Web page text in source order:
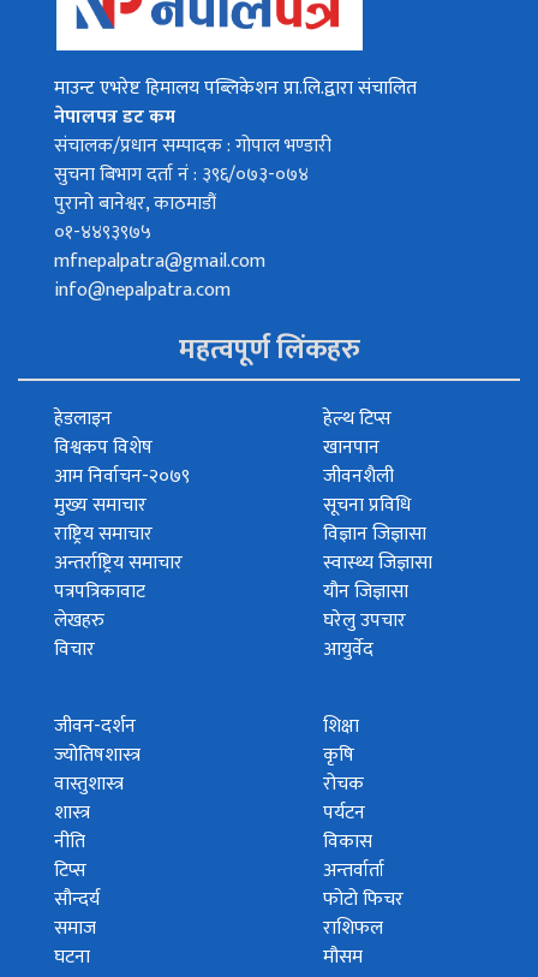
माउन्ट एभरेष्ट हिमालय पब्लिकेशन प्रा.लि.द्वारा संचालित
नेपालपत्र डट कम
संचालक/प्रधान सम्पादक : गोपाल भण्डारी
सुचना बिभाग दर्ता नं : ३९६/०७३-०७४
पुरानो बानेश्वर, काठमाडौं
०१-४४९३९७५
mfnepalpatra@gmail.com
info@nepalpatra.com
महत्वपूर्ण लिंकहरु
हेडलाइन
विश्वकप विशेष
आम निर्वाचन-२०७९
मुख्य समाचार
राष्ट्रिय समाचार
अन्तर्राष्ट्रिय समाचार
पत्रपत्रिकावाट
लेखहरु
विचार
हेल्थ टिप्स
खानपान
जीवनशैली
सूचना प्रविधि
विज्ञान जिज्ञासा
स्वास्थ्य जिज्ञासा
यौन जिज्ञासा
घरेलु उपचार
आयुर्वेद
जीवन-दर्शन
ज्योतिषशास्त्र
वास्तुशास्त्र
शास्त्र
नीति
टिप्स
सौन्दर्य
समाज
घटना
शिक्षा
कृषि
रोचक
पर्यटन
विकास
अन्तर्वार्ता
फोटो फिचर
राशिफल
मौसम